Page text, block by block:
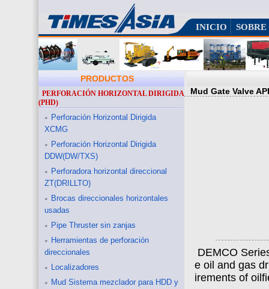
INICIO SOBRE
PRODUCTOS
PERFORACIÓN HORIZONTAL DIRIGIDA
(PHD)
Perforación Horizontal Dirigida
XCMG
Perforación Horizontal Dirigida
DDW(DW/TXS)
Perforadora horizontal direccional
ZT(DRILLTO)
Brocas direccionales horizontales
usadas
Pipe Thruster sin zanjas
Herramientas de perforación
direccionales
Localizadores
Mud Sistema mezclador para HDD y
Mud Gate Valve
DEMCO
e oil and gas
irements of